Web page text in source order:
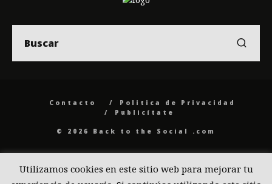
Contacto
Politica de Privacidad
Publicítate
© 2026 Back to the Social .com
Utilizamos cookies en este sitio web para mejorar tu